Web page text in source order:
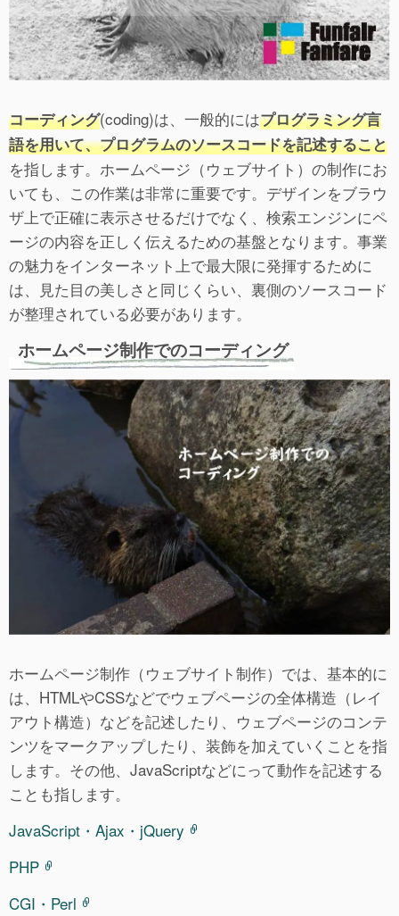
コーディング(coding)は、一般的にはプログラミング言
語を用いて、プログラムのソースコードを記述すること
を指します。ホームページ（ウェブサイト）の制作にお
いても、この作業は非常に重要です。デザインをブラウ
ザ上で正確に表示させるだけでなく、検索エンジンにペ
ージの内容を正しく伝えるための基盤となります。事業
の魅力をインターネット上で最大限に発揮するために
は、見た目の美しさと同じくらい、裏側のソースコード
が整理されている必要があります。
ホームページ制作でのコーディング
ホームページ制作（ウェブサイト制作）では、基本的に
は、HTMLやCSSなどでウェブページの全体構造（レイ
アウト構造）などを記述したり、ウェブページのコンテ
ンツをマークアップしたり、装飾を加えていくことを指
します。その他、JavaScriptなどにって動作を記述する
ことも指します。
JavaScript・Ajax・jQuery
PHP
CGI・Perl